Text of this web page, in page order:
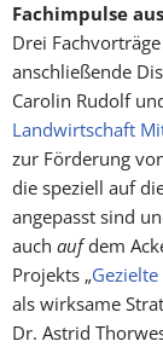
Fachimpulse
Drei
anschließende
Carolin Rudolf
Landwirtschaft
zur Förderung
die speziell auf
angepasst sind
auch aufdem
Projekts „
als wirksame
Dr. Astrid